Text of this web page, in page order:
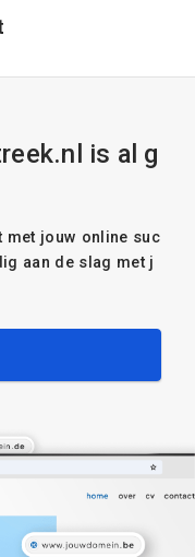
is al g
met jouw online suc
aan de slag met j